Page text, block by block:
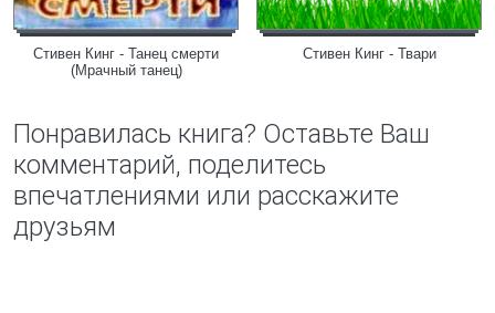
Стивен Кинг - Танец смерти
(Мрачный танец)
Стивен Кинг - Твари
Понравилась книга? Оставьте Ваш
комментарий, поделитесь
впечатлениями или расскажите
друзьям